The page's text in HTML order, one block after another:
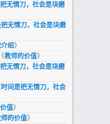
无情刀，社会是块磨
把无情刀，社会是块磨
介绍》
教师的价值》
无情刀，社会是块磨
时间是把无情刀，社会
值》
的价值》